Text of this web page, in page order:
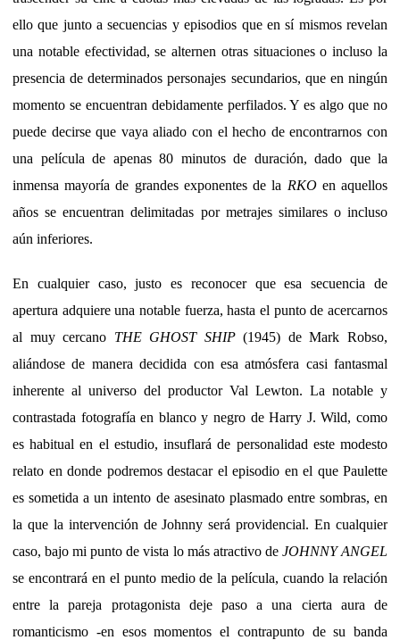
ello que junto a secuencias y episodios que en sí mismos revelan
una notable efectividad, se alternen otras situaciones o incluso la
presencia de determinados personajes secundarios, que en ningún
momento se encuentran debidamente perfilados. Y es algo que no
puede decirse que vaya aliado con el hecho de encontrarnos con
una película de apenas 80 minutos de duración, dado que la
inmensa mayoría de grandes exponentes de la RKOen aquellos
años se encuentran delimitadas por metrajes similares o incluso
aún inferiores.
En cualquier caso, justo es reconocer que esa secuencia de
apertura adquiere una notable fuerza, hasta el punto de acercarnos
al muy cercano THE GHOST SHIP(1945) de Mark Robso,
aliándose de manera decidida con esa atmósfera casi fantasmal
inherente al universo del productor Val Lewton. La notable y
contrastada fotografía en blanco y negro de Harry J. Wild, como
es habitual en el estudio, insuflará de personalidad este modesto
relato en donde podremos destacar el episodio en el que Paulette
es sometida a un intento de asesinato plasmado entre sombras, en
la que la intervención de Johnny será providencial. En cualquier
caso, bajo mi punto de vista lo más atractivo de JOHNNY ANGEL
se encontrará en el punto medio de la película, cuando la relación
entre la pareja protagonista deje paso a una cierta aura de
romanticismo -en esos momentos el contrapunto de su banda